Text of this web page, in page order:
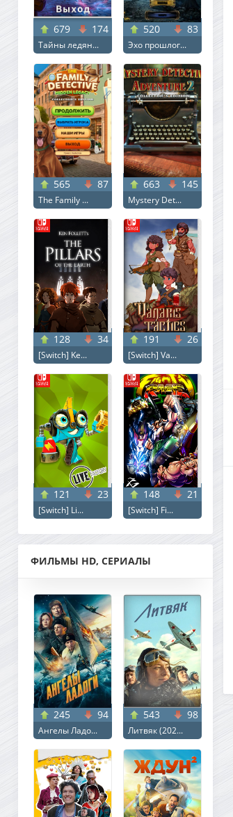
679 174
Тайны ледян...
520 83
Эхо прошлог...
565 87
The Family ...
663 145
Mystery Det...
128 34
[Switch] Ke...
191 26
[Switch] Va...
121 23
[Switch] Li...
148 21
[Switch] Fi...
ФИЛЬМЫ HD, СЕРИАЛЫ
245 94
Ангелы Ладо...
543 98
Литвяк (202...